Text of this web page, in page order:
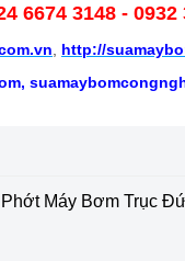
6674 3148 - 0932
http://
Máy Bơm Trục